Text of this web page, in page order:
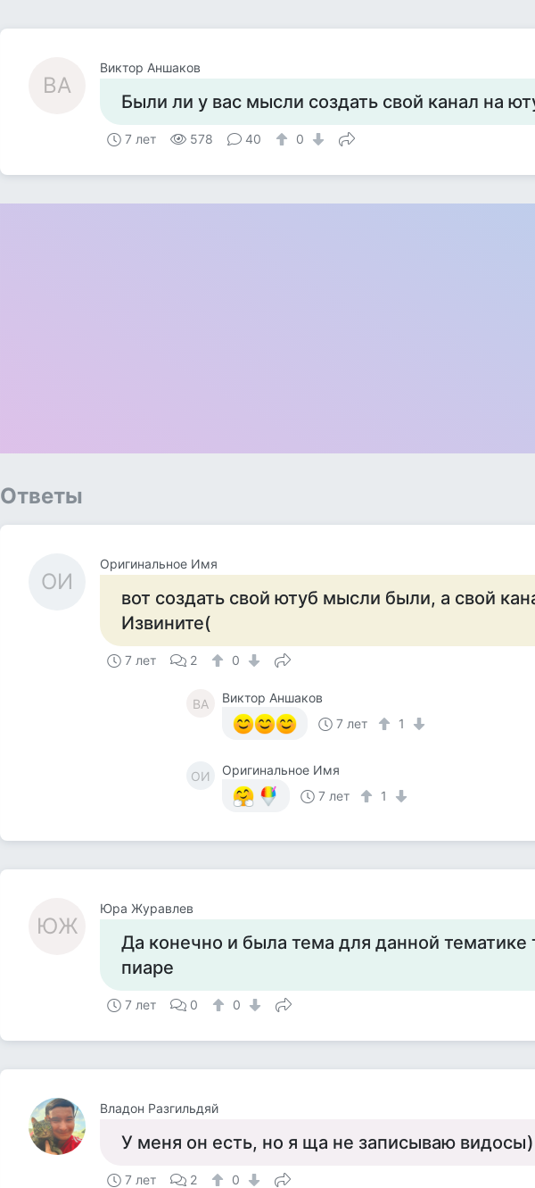
ВА
Виктор Аншаков
Были ли у вас мысли создать свой канал на
7 лет 578 40 0
Ответы
ОИ
Оригинальное Имя
вот создать свой ютуб мысли были, а свой
Извините(
7 лет 2 0
ВА
Виктор Аншаков
7 лет
1
ОИ
Оригинальное Имя
7 лет
1
ЮЖ
Юра Журавлев
Да конечно и была тема для данной тематике
пиаре
7 лет 0 0
Владон Разгильдяй
У меня он есть, но я ща не записываю видосы)
7 лет 2 0